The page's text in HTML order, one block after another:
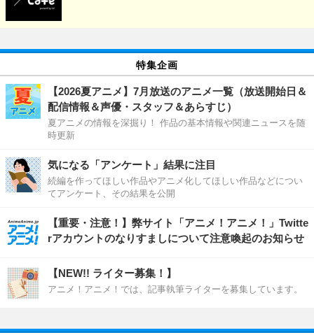
特集企画
【2026夏アニメ】7月放送のアニメ一覧（放送開始日＆
配信情報＆声優・スタッフ＆あらすじ）
夏アニメの情報を深掘り！ 作品の基本情報や関連ニュースを随
時更新
気になる「アンケート」結果に注目
続編を作ってほしい作品やアニメ化してほしい作品などについ
てアンケート、その結果を公開
【重要・注意！】弊サイト「アニメ！アニメ！」Twitte
rアカウントのなりすましについて注意喚起のお知らせ
【NEW!! ライター募集！】
アニメ！アニメ！では、記事執筆ライターを募集しています。